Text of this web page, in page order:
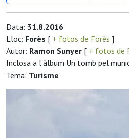
Data: 31.8.2016
Lloc: Forès [ + fotos de Forès ]
Autor: Ramon Sunyer [ + fotos de
Inclosa a l'àlbum Un tomb pel
Tema: Turisme